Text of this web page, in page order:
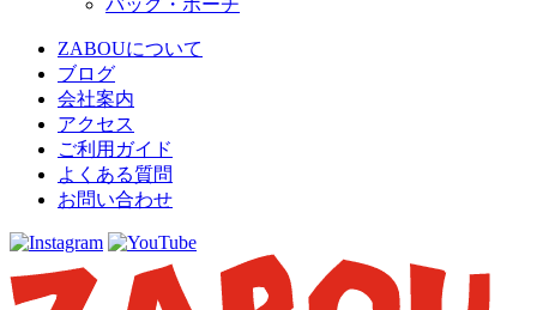
バッグ・ポーチ
ZABOUについて
ブログ
会社案内
アクセス
ご利用ガイド
よくある質問
お問い合わせ